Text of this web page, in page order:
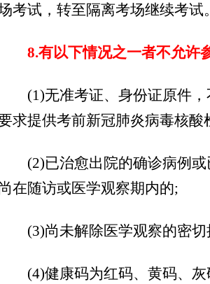
考试，转至隔离考场继续考试
8.有以下情况之一者不允许
(1)无准考证、身份证原件
求提供考前新冠肺炎病毒核酸
(2)已治愈出院的确诊病例
在随访或医学观察期内的;
(3)尚未解除医学观察的密
(4)健康码为红码、黄码、